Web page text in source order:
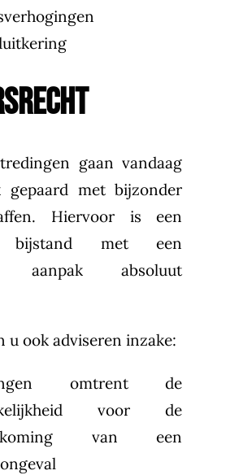
gaan vandaag
gepaard met bijzonder
Hiervoor is een
bijstand met een
aanpak absoluut
u ook adviseren inzake:
omtrent de
voor de
van een